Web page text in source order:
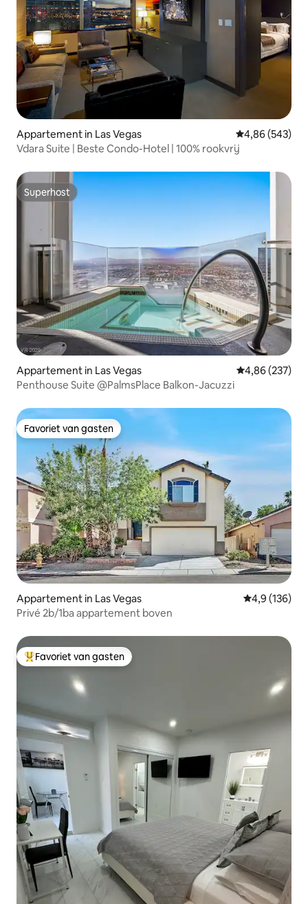
Appartement in Las Vegas Gemiddelde
4,86 (543)
Vdara Suite | Beste Condo-Hotel | 100% rookvrij
Superhost
Superhost
Appartement in Las Vegas Gemiddelde
4,86 (237)
Penthouse Suite @PalmsPlace Balkon-Jacuzzi
Favoriet van gasten
Favoriet van gasten
Appartement in Las Vegas Gemiddelde
4,9 (136)
Privé 2b/1ba appartement boven
Topfavoriet van gasten
Favoriet van gasten